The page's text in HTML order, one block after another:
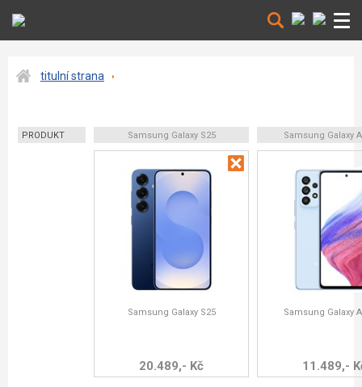
titulní strana
PRODUKT Samsung Galaxy S25 Samsung Galaxy
Samsung Galaxy S25
20.489,- Kč
Samsung Galaxy
11.489,-